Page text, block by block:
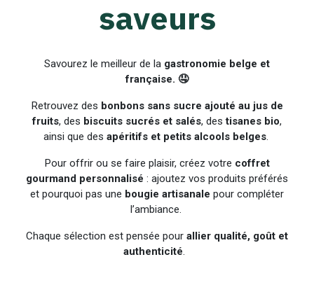
saveurs
Savourez le meilleur de la gastronomie belge et
française. 🤤
Retrouvez des bonbons sans sucre ajouté au jus de
fruits, des biscuits sucrés et salés, destisanes bio,
ainsi que des apéritifs et petits alcools belges.
Pour offrir ou se faire plaisir, créez votre coffret
gourmand personnalisé : ajoutez vos produits préférés
et pourquoi pas une bougie artisanale pour compléter
l’ambiance.
Chaque sélection est pensée pour allier qualité, goût et
authenticité.